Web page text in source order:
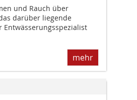
und Rauch über
darüber liegende
Entwässerungsspezialist
mehr